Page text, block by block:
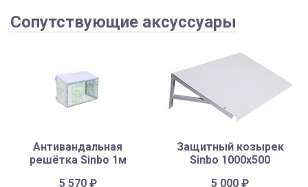
Сопутствующие аксуссуары
Антивандальная
решётка Sinbo 1м
5 570 ₽
Защитный козырек
Sinbo 1000х500
5 000₽